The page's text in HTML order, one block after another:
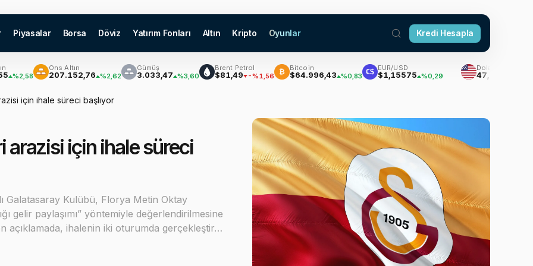
Piyasalar Borsa Döviz Yatırım Fonları Altın Kripto Oyunlar Kredi Hesapla
Ons Altın
207.152,76 %2,62
Gümüş
3.033,47 %3,60
Brent Petrol
$81,49 -%1,56 ₿
Bitcoin
$64.996,43 %0,83 €$
EUR/USD
$1,15575 %0,29
Dolar
47,7111
için ihale süreci başlıyor
arazisi için ihale süreci
Galatasaray Kulübü, Florya Metin Oktay
gelir paylaşımı” yöntemiyle değerlendirilmesine
açıklamada, ihalenin iki oturumda gerçekleştir…